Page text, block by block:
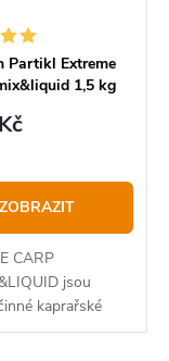
Partikl Extreme
1,5 kg
ZOBRAZIT
CARP
jsou
kaprařské